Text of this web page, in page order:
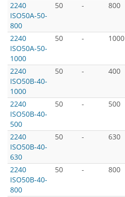
2240
ISO50A-50-
800
50 - 800
2240
ISO50A-50-
1000
50 - 1000
2240
ISO50B-40-
1000
50 - 400
2240
ISO50B-40-
500
50 - 500
2240
ISO50B-40-
630
50 - 630
2240
ISO50B-40-
800
50 - 800